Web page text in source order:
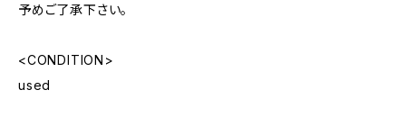
予めご了承下さい。
<CONDITION>
used